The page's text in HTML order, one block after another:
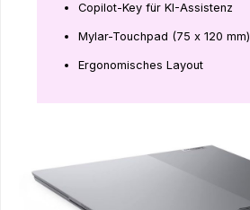
Copilot-Key für KI-Assistenz
Mylar-Touchpad (75 x 120 mm)
Ergonomisches Layout